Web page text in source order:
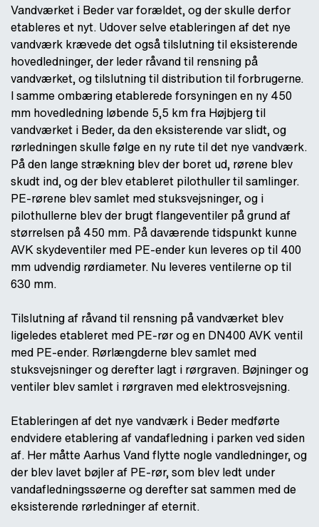
Vandværket i Beder var forældet, og der skulle derfor
etableres et nyt. Udover selve etableringen af det nye
vandværk krævede det også tilslutning til eksisterende
hovedledninger, der leder råvand til rensning på
vandværket, og tilslutning til distribution til forbrugerne.
I samme ombæring etablerede forsyningen en ny 450
mm hovedledning løbende 5,5 km fra Højbjerg til
vandværket i Beder, da den eksisterende var slidt, og
rørledningen skulle følge en ny rute til det nye vandværk.
På den lange strækning blev der boret ud, rørene blev
skudt ind, og der blev etableret pilothuller til samlinger.
PE-rørene blev samlet med stuksvejsninger, og i
pilothullerne blev der brugt flangeventiler på grund af
størrelsen på 450 mm. På daværende tidspunkt kunne
AVK skydeventiler med PE-ender kun leveres op til 400
mm udvendig rørdiameter. Nu leveres ventilerne op til
630 mm.
Tilslutning af råvand til rensning på vandværket blev
ligeledes etableret med PE-rør og en DN400 AVK ventil
med PE-ender. Rørlængderne blev samlet med
stuksvejsninger og derefter lagt i rørgraven. Bøjninger og
ventiler blev samlet i rørgraven med elektrosvejsning.
Etableringen af det nye vandværk i Beder medførte
endvidere etablering af vandafledning i parken ved siden
af. Her måtte Aarhus Vand flytte nogle vandledninger, og
der blev lavet bøjler af PE-rør, som blev ledt under
vandafledningssøerne og derefter sat sammen med de
eksisterende rørledninger af eternit.